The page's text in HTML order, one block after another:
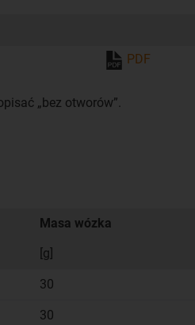
PDF
„bez otworów”.
Masa wózka
[g]
30
30